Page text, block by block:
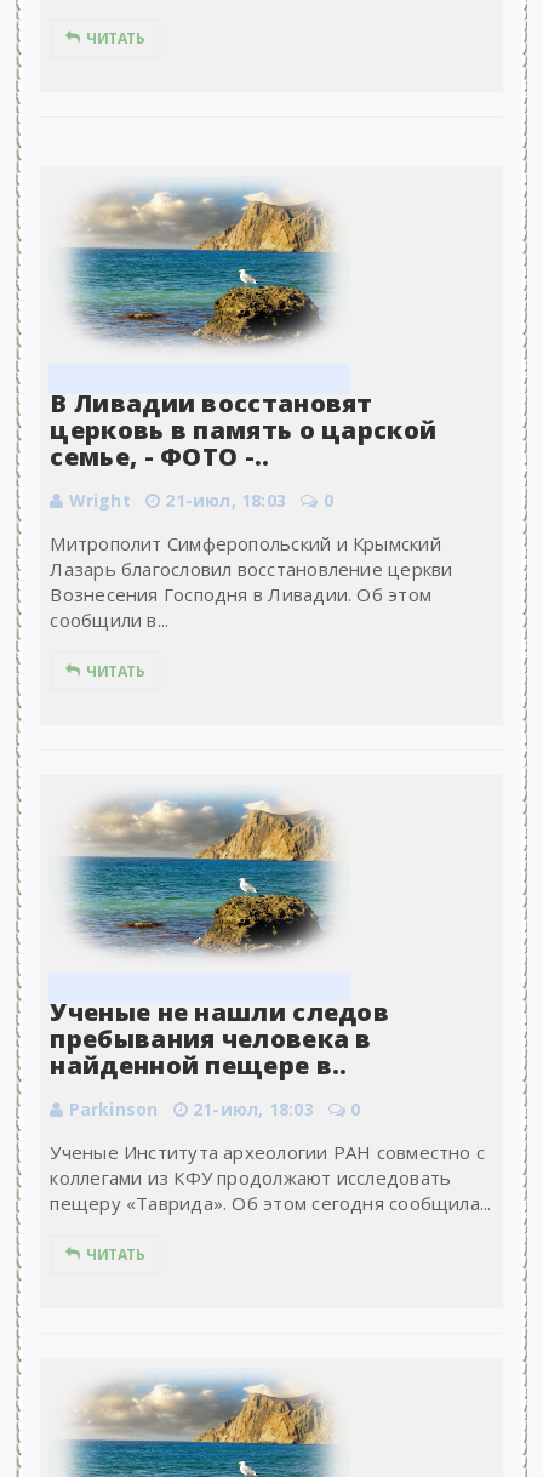
ЧИТАТЬ
В Ливадии восстановят
церковь в память о царской
семье, - ФОТО -..
Wright 21-июл, 18:03 0
Митрополит Симферопольский и Крымский
Лазарь благословил восстановление церкви
Вознесения Господня в Ливадии. Об этом
сообщили в...
ЧИТАТЬ
Ученые не нашли следов
пребывания человека в
найденной пещере в..
Parkinson 21-июл, 18:03 0
Ученые Института археологии РАН совместно с
коллегами из КФУ продолжают исследовать
пещеру «Таврида». Об этом сегодня сообщила...
ЧИТАТЬ